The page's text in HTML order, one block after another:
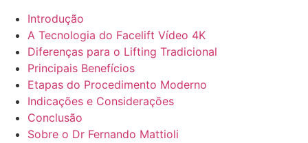
Introdução
A Tecnologia do Facelift Vídeo 4K
Diferenças para o Lifting Tradicional
Principais Benefícios
Etapas do Procedimento Moderno
Indicações e Considerações
Conclusão
Sobre o Dr Fernando Mattioli